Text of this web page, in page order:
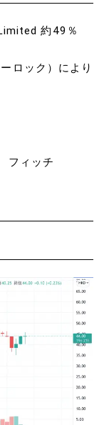
約49％
ロック）により
ィッチ